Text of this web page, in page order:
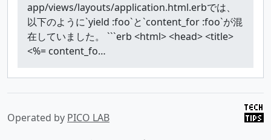
app/views/layouts/application.html.erbでは、
以下のように`yield :foo`と`content_for :foo`が混
在していました。 ```erb <html> <head> <title>
<%= content_fo…
Operated by PICO LAB